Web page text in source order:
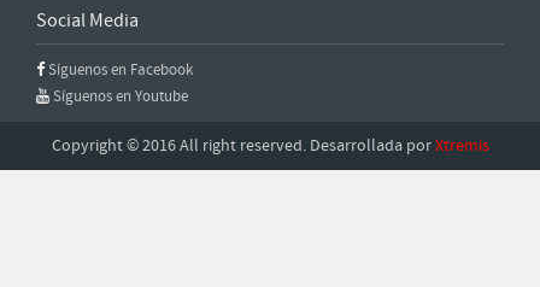
Social Media
Síguenos en Facebook
Síguenos en Youtube
Copyright © 2016 All right reserved. Desarrollada porXtremis